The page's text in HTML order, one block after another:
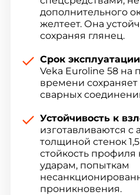
дополнительного
желтеет. Она
сохраняя глянец.
Срок эксплуатации
Veka Euroline 58 на
времени сохраняет
сварных
Устойчивость к
изготавливаются
толщиной стенок
стойкость
ударам, попыткам
проникновения.